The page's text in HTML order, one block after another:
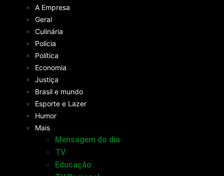
A Empresa
Geral
Culinária
Polícia
Política
Economia
Justiça
Brasil e mundo
Esporte e Lazer
Humor
Mais
Mensagem do dia
TV
Educação